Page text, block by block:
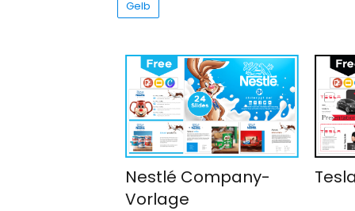
Gelb
Nestlé Company-
Vorlage